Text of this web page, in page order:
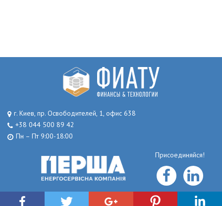
г. Киев, пр. Освободителей, 1, офис 638
+38 044 500 89 42
Пн – Пт 9:00-18:00
Присоединяйся!
© 2017 Copyright